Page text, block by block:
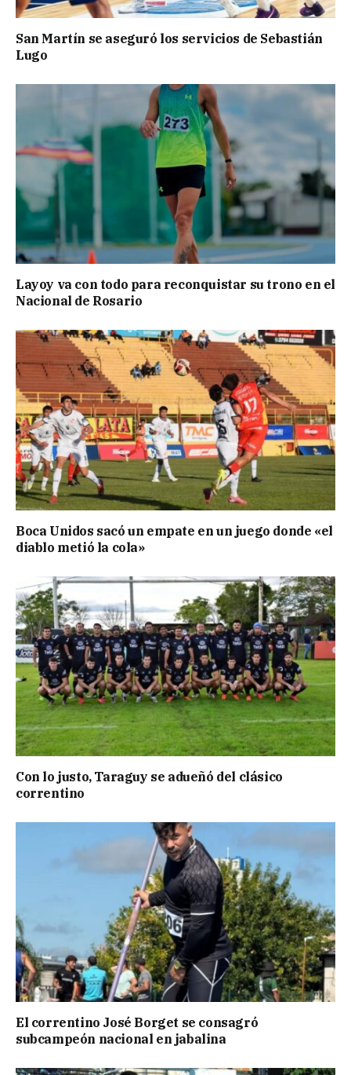
San Martín se aseguró los servicios de Sebastián
Lugo
Layoy va con todo para reconquistar su trono en el
Nacional de Rosario
Boca Unidos sacó un empate en un juego donde «el
diablo metió la cola»
Con lo justo, Taraguy se adueñó del clásico
correntino
El correntino José Borget se consagró
subcampeón nacional en jabalina